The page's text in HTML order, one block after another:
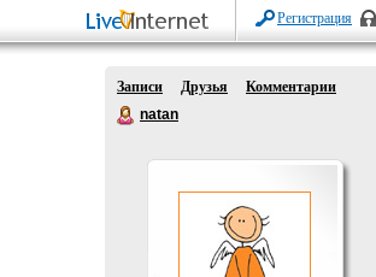
Регистрация
Записи Друзья
Комментарии
natan